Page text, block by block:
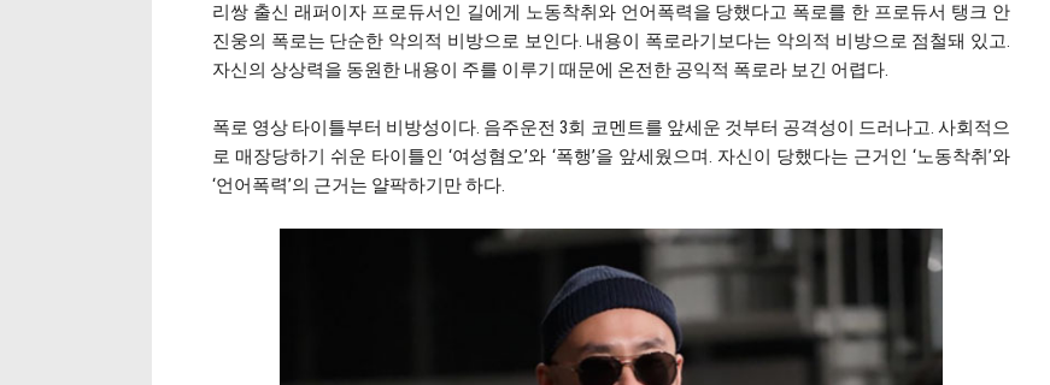
리쌍 출신 래퍼이자 프로듀서인 길에게 노동착취와 언어폭력을 당했다고 폭로를 한 프로듀서 탱크 안
진웅의 폭로는 단순한 악의적 비방으로 보인다. 내용이 폭로라기보다는 악의적 비방으로 점철돼 있고.
자신의 상상력을 동원한 내용이 주를 이루기 때문에 온전한 공익적 폭로라 보긴 어렵다.
폭로 영상 타이틀부터 비방성이다. 음주운전 3회 코멘트를 앞세운 것부터 공격성이 드러나고. 사회적으
로 매장당하기 쉬운 타이틀인 ‘여성혐오’와 ‘폭행’을 앞세웠으며. 자신이 당했다는 근거인 ‘노동착취’와
‘언어폭력’의 근거는 얄팍하기만 하다.